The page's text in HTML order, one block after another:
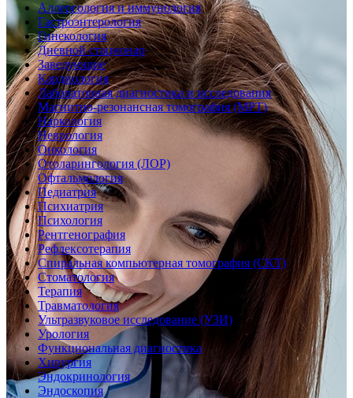
Аллергология и иммунология
Гастроэнтерология
Гинекология
Дневной стационар
Заведующие
Кардиология
Лабораторная диагностика и исследования
Магнитно-резонансная томография (МРТ)
Наркология
Неврология
Онкология
Отоларингология (ЛОР)
Офтальмология
Педиатрия
Психиатрия
Психология
Рентгенография
Рефлексотерапия
Спиральная компьютерная томография (СКТ)
Стоматология
Терапия
Травматология
Ультразвуковое исследование (УЗИ)
Урология
Функциональная диагностика
Хирургия
Эндокринология
Эндоскопия